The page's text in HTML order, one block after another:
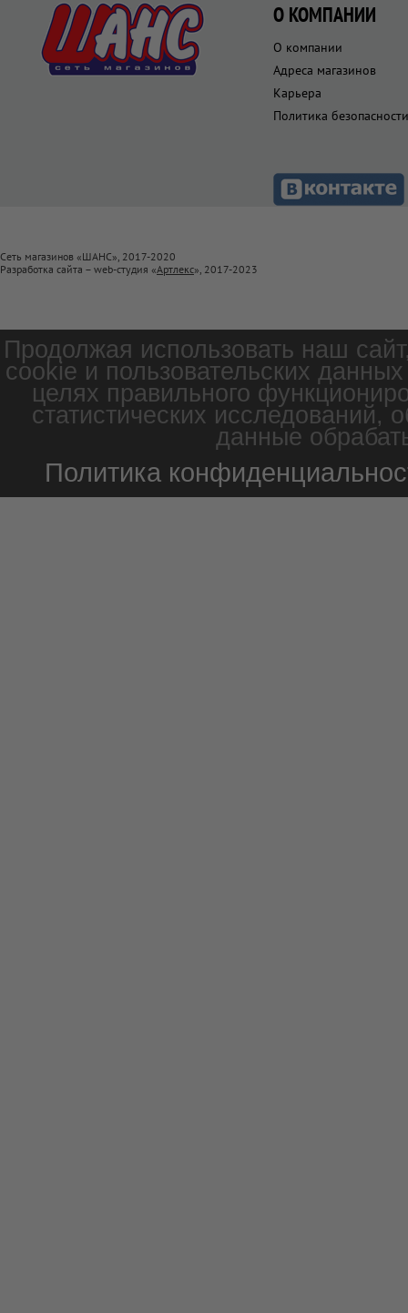
О КОМПАНИИ
О компании
Адреса магазинов
Карьера
Политика безопасности
Сеть магазинов «ШАНС», 2017-2020
Разработка сайта – web-студия «Артлекс», 2017-2023
Продолжая использовать наш
cookie и пользовательских
целях правильного
статистических
данные
Политика